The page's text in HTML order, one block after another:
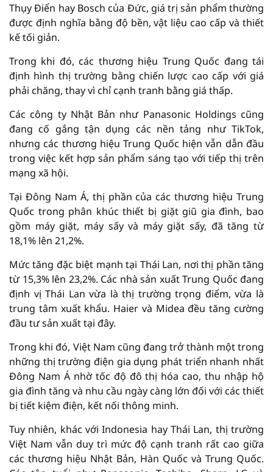
Thụy Điển hay Bosch của Đức, giá trị sản phẩm thường
được định nghĩa bằng độ bền, vật liệu cao cấp và thiết
kế tối giản.
Trong khi đó, các thương hiệu Trung Quốc đang tái
định hình thị trường bằng chiến lược cao cấp với giá
phải chăng, thay vì chỉ cạnh tranh bằng giá thấp.
Các công ty Nhật Bản như Panasonic Holdings cũng
đang cố gắng tận dụng các nền tảng như TikTok,
nhưng các thương hiệu Trung Quốc hiện vẫn dẫn đầu
trong việc kết hợp sản phẩm sáng tạo với tiếp thị trên
mạng xã hội.
Tại Đông Nam Á, thị phần của các thương hiệu Trung
Quốc trong phân khúc thiết bị giặt giũ gia đình, bao
gồm máy giặt, máy sấy và máy giặt sấy, đã tăng từ
18,1% lên 21,2%.
Mức tăng đặc biệt mạnh tại Thái Lan, nơi thị phần tăng
từ 15,3% lên 23,2%. Các nhà sản xuất Trung Quốc đang
định vị Thái Lan vừa là thị trường trọng điểm, vừa là
trung tâm xuất khẩu. Haier và Midea đều tăng cường
đầu tư sản xuất tại đây.
Trong khi đó, Việt Nam cũng đang trở thành một trong
những thị trường điện gia dụng phát triển nhanh nhất
Đông Nam Á nhờ tốc độ đô thị hóa cao, thu nhập hộ
gia đình tăng và nhu cầu ngày càng lớn đối với các thiết
bị tiết kiệm điện, kết nối thông minh.
Tuy nhiên, khác với Indonesia hay Thái Lan, thị trường
Việt Nam vẫn duy trì mức độ cạnh tranh rất cao giữa
các thương hiệu Nhật Bản, Hàn Quốc và Trung Quốc.